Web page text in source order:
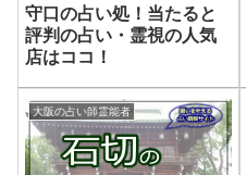
守口の占い処！当たると
評判の占い・霊視の人気
店はココ！
大阪の占い師霊能者